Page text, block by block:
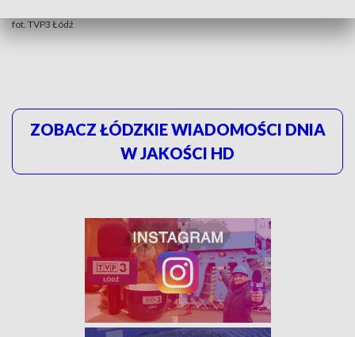
fot. TVP3 Łódź
ZOBACZ ŁÓDZKIE WIADOMOŚCI DNIA
W JAKOŚCI HD